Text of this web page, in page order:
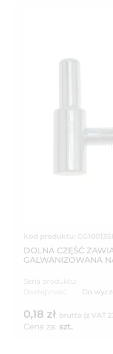
Kod produktu:
DOLNA CZĘŚĆ
GALWANIZOWANA
Seria produktu:
Dostępność:
Do
0,18 zł brutto (z VAT
Cena za: szt.